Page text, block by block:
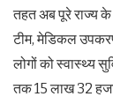
तहत अब पूरे राज्य के
टीम, मेडिकल
लोगों को स्वास्थ्य
तक 15 लाख 32